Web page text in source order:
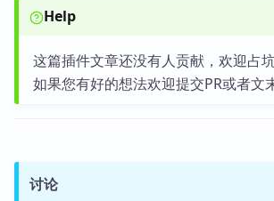
Help
这篇插件文章还没有人贡献，欢迎占坑
如果您有好的想法欢迎提交PR或者文
讨论